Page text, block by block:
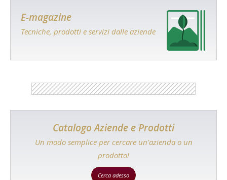
E-magazine
Tecniche, prodotti e servizi dalle aziende
Catalogo Aziende e Prodotti
Un modo semplice per cercare un'azienda o un
prodotto!
Cerca adesso